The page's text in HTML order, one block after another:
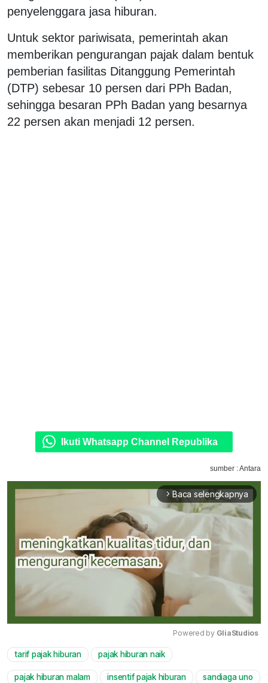
penyelenggara jasa hiburan.
Untuk sektor pariwisata, pemerintah akan
memberikan pengurangan pajak dalam bentuk
pemberian fasilitas Ditanggung Pemerintah
(DTP) sebesar 10 persen dari PPh Badan,
sehingga besaran PPh Badan yang besarnya
22 persen akan menjadi 12 persen.
Ikuti Whatsapp Channel Republika
sumber : Antara
arrow_forward_ios Baca selengkapnya
Powered by GliaStudios
tarif pajak hiburan pajak hiburan naik
pajak hiburan malam insentif pajak hiburan sandiaga uno